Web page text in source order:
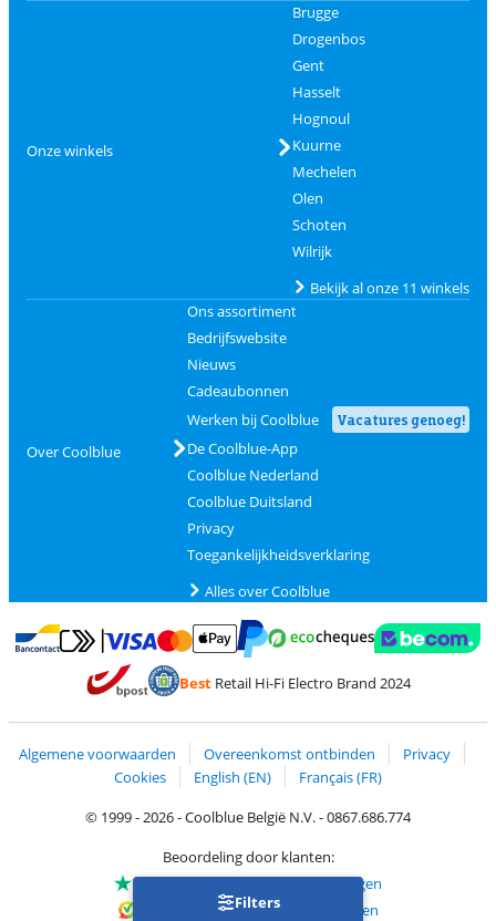
Filters
Onze winkels
Brugge
Drogenbos
Gent
Hasselt
Hognoul
Kuurne
Mechelen
Olen
Schoten
Wilrijk
Bekijk al onze 11 winkels
Over Coolblue
Ons assortiment
Bedrijfswebsite
Nieuws
Cadeaubonnen
Werken bij Coolblue
Vacatures genoeg!
De Coolblue-App
Coolblue Nederland
Coolblue Duitsland
Privacy
Toegankelijkheidsverklaring
Alles over Coolblue
Betalen met Bancontact
Betalen met MasterCard en Visa via ClickToPay
Betalen met PayPal
BestRetail Hi-Fi Electro Brand 2024
Algemene voorwaarden Overeenkomst ontbinden
Privacy
Cookies
English (EN)
Français (FR)
© 1999 - 2026 - Coolblue België N.V. - 0867.686.774
Beoordeling door klanten:
Trustpilot 4/5-75.112 beoordelingen
Kiyoh 9.1/10-68.700 beoordelingen